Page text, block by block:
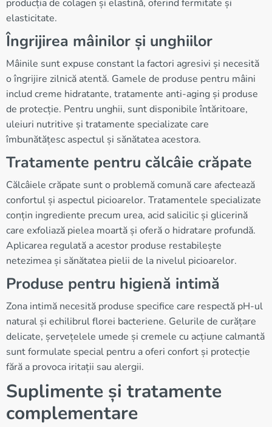
producția de colagen și elastină, oferind fermitate și
elasticitate.
Îngrijirea mâinilor și unghiilor
Mâinile sunt expuse constant la factori agresivi și necesită
o îngrijire zilnică atentă. Gamele de produse pentru mâini
includ creme hidratante, tratamente anti-aging și produse
de protecție. Pentru unghii, sunt disponibile întăritoare,
uleiuri nutritive și tratamente specializate care
îmbunătățesc aspectul și sănătatea acestora.
Tratamente pentru călcâie crăpate
Călcâiele crăpate sunt o problemă comună care afectează
confortul și aspectul picioarelor. Tratamentele specializate
conțin ingrediente precum urea, acid salicilic și glicerină
care exfoliază pielea moartă și oferă o hidratare profundă.
Aplicarea regulată a acestor produse restabilește
netezimea și sănătatea pielii de la nivelul picioarelor.
Produse pentru higienă intimă
Zona intimă necesită produse specifice care respectă pH-ul
natural și echilibrul florei bacteriene. Gelurile de curățare
delicate, șervețelele umede și cremele cu acțiune calmantă
sunt formulate special pentru a oferi confort și protecție
fără a provoca iritații sau alergii.
Suplimente și tratamente
complementare